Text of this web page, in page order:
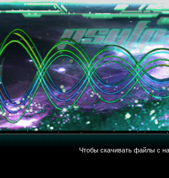
Чтобы скачивать файлы с